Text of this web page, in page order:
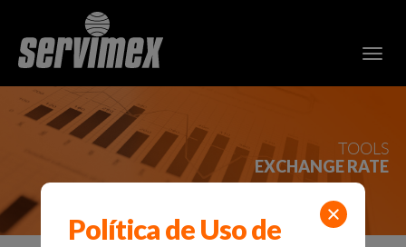
TOOLS
EXCHANGE RATE
Política de Uso de